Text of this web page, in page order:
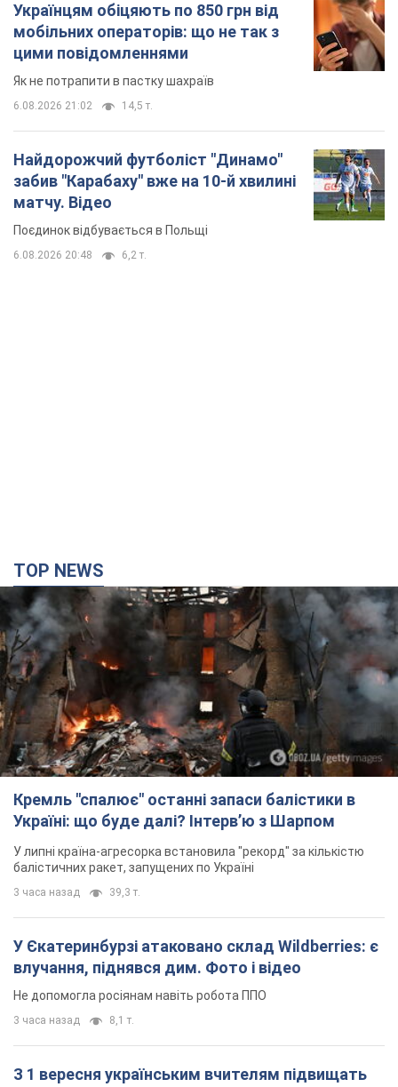
Українцям обіцяють по 850 грн від
мобільних операторів: що не так з
цими повідомленнями
Як не потрапити в пастку шахраїв
6.08.2026 21:02 14,5 т.
Найдорожчий футболіст "Динамо"
забив "Карабаху" вже на 10-й хвилині
матчу. Відео
Поєдинок відбувається в Польщі
6.08.2026 20:48 6,2 т.
TOP NEWS
Кремль "спалює" останні запаси балістики в
Україні: що буде далі? Інтерв’ю з Шарпом
У липні країна-агресорка встановила "рекорд" за кількістю
балістичних ракет, запущених по Україні
3 часа назад 39,3 т.
У Єкатеринбурзі атаковано склад Wildberries: є
влучання, піднявся дим. Фото і відео
Не допомогла росіянам навіть робота ППО
3 часа назад 8,1 т.
З 1 вересня українським вчителям підвищать